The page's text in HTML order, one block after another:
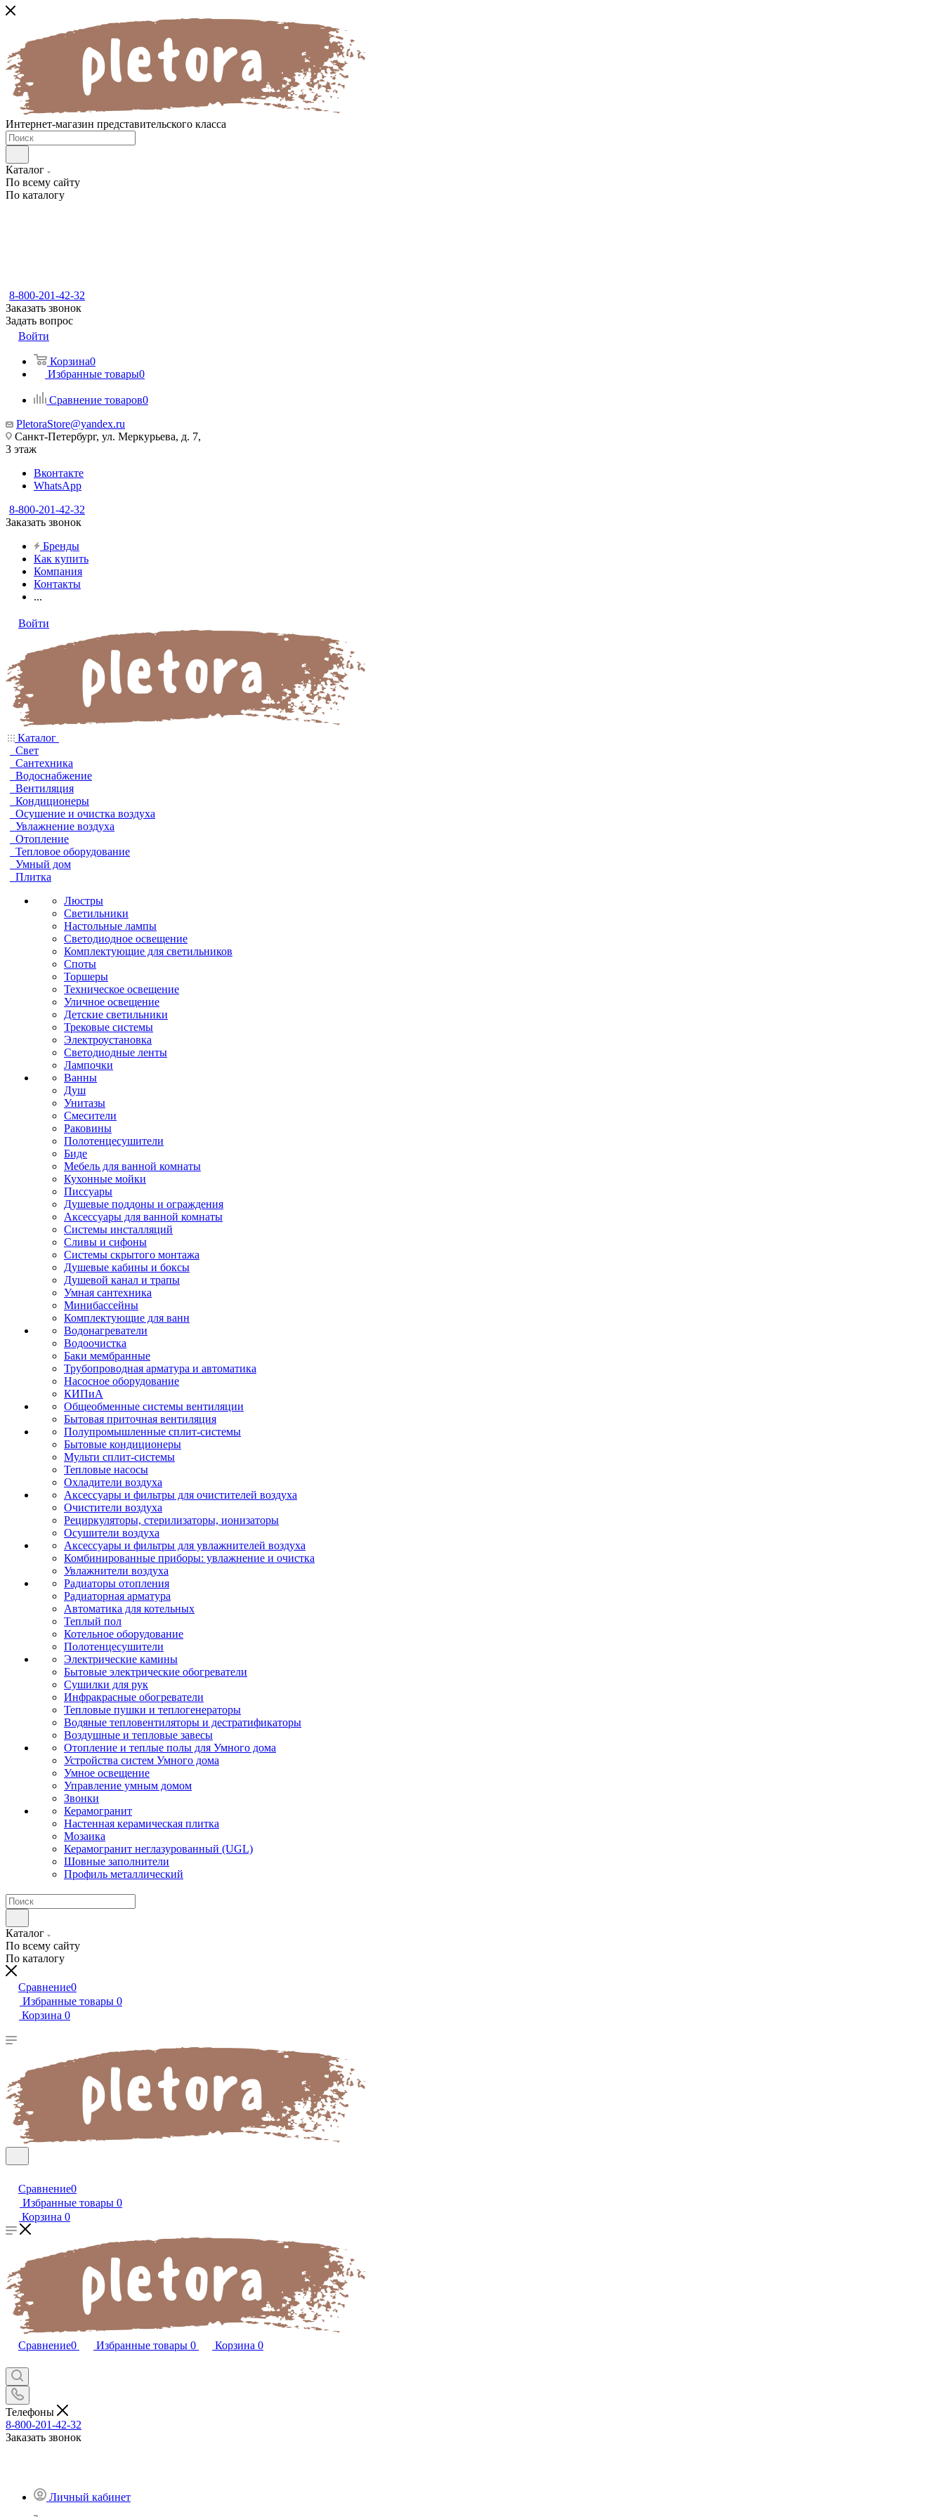
Интернет-магазин представительского класса
Каталог
По всему сайту
По каталогу
8-800-201-42-32
Заказать звонок
Задать вопрос
Войти
Корзина0
Избранные товары0
Сравнение товаров0
PletoraStore@yandex.ru
Санкт-Петербург, ул. Меркурьева, д. 7,
3 этаж
Вконтакте
WhatsApp
8-800-201-42-32
Заказать звонок
Бренды
Как купить
Компания
Контакты
...
Войти
Каталог
Свет
Сантехника
Водоснабжение
Вентиляция
Кондиционеры
Осушение и очистка воздуха
Увлажнение воздуха
Отопление
Тепловое оборудование
Умный дом
Плитка
Люстры
Светильники
Настольные лампы
Светодиодное освещение
Комплектующие для светильников
Споты
Торшеры
Техническое освещение
Уличное освещение
Детские светильники
Трековые системы
Электроустановка
Светодиодные ленты
Лампочки
Ванны
Душ
Унитазы
Смесители
Раковины
Полотенцесушители
Биде
Мебель для ванной комнаты
Кухонные мойки
Писсуары
Душевые поддоны и ограждения
Аксессуары для ванной комнаты
Системы инсталляций
Сливы и сифоны
Системы скрытого монтажа
Душевые кабины и боксы
Душевой канал и трапы
Умная сантехника
Минибассейны
Комплектующие для ванн
Водонагреватели
Водоочистка
Баки мембранные
Трубопроводная арматура и автоматика
Насосное оборудование
КИПиА
Общеобменные системы вентиляции
Бытовая приточная вентиляция
Полупромышленные сплит-системы
Бытовые кондиционеры
Мульти сплит-системы
Тепловые насосы
Охладители воздуха
Аксессуары и фильтры для очистителей воздуха
Очистители воздуха
Рециркуляторы, стерилизаторы, ионизаторы
Осушители воздуха
Аксессуары и фильтры для увлажнителей воздуха
Комбинированные приборы: увлажнение и очистка
Увлажнители воздуха
Радиаторы отопления
Радиаторная арматура
Автоматика для котельных
Теплый пол
Котельное оборудование
Полотенцесушители
Электрические камины
Бытовые электрические обогреватели
Сушилки для рук
Инфракрасные обогреватели
Тепловые пушки и теплогенераторы
Водяные тепловентиляторы и дестратификаторы
Воздушные и тепловые завесы
Отопление и теплые полы для Умного дома
Устройства систем Умного дома
Умное освещение
Управление умным домом
Звонки
Керамогранит
Настенная керамическая плитка
Мозаика
Керамогранит неглазурованный (UGL)
Шовные заполнители
Профиль металлический
Каталог
По всему сайту
По каталогу
Сравнение0
Избранные товары 0
Корзина 0
Сравнение0
Избранные товары 0
Корзина 0
Сравнение0 Избранные товары 0 Корзина 0
Телефоны
8-800-201-42-32
Заказать звонок
Личный кабинет